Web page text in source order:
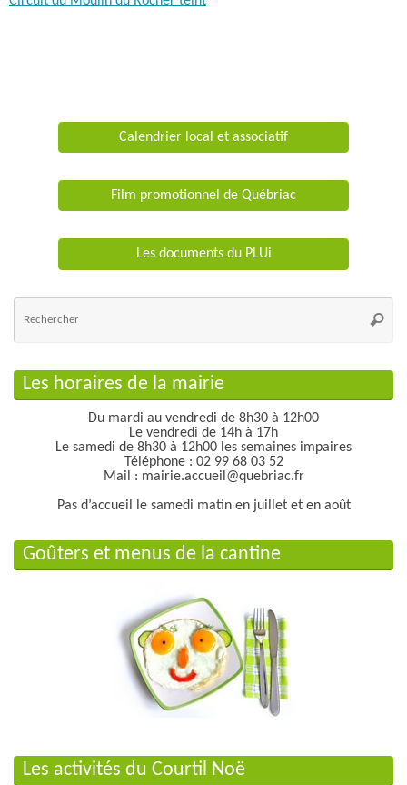
Calendrier local et associatif
Film promotionnel de Québriac
Les documents du PLUi
Les horaires de la mairie
Du mardi au vendredi de 8h30 à 12h00
Le vendredi de 14h à 17h
Le samedi de 8h30 à 12h00 les semaines impaires
Téléphone : 02 99 68 03 52
Mail : mairie.accueil@quebriac.fr
Pas d’accueil le samedi matin en juillet et en août
Goûters et menus de la cantine
Les activités du Courtil Noë